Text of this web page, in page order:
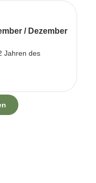
/ Dezember
Jahren des